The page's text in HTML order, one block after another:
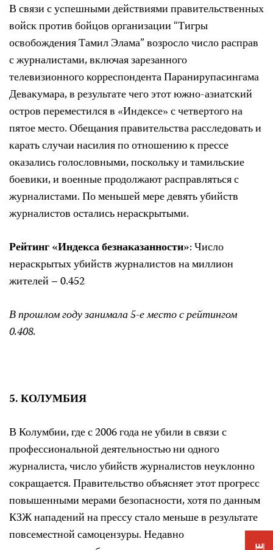
В связи с успешными действиями правительственных
войск против бойцов организации “Тигры
освобождения Тамил Элама” возросло число расправ
с журналистами, включая зарезанного
телевизионного корреспондента Паранирупасингама
Девакумара, в результате чего этот южно-азиатский
остров переместился в «Индексе» с четвертого на
пятое место. Обещания правительства расследовать и
карать случаи насилия по отношению к прессе
оказались голословными, поскольку и тамильские
боевики, и военные продолжают расправляться с
журналистами. По меньшей мере девять убийств
журналистов остались нераскрытыми.
Рейтинг «Индекса безнаказанности»: Число
нераскрытых убийств журналистов на миллион
жителей – 0.452
В прошлом году занимала 5-е место с рейтингом
0.408.
5. КОЛУМБИЯ
В Колумбии, где с 2006 года не убили в связи с
профессиональной деятельностью ни одного
журналиста, число убийств журналистов неуклонно
сокращается. Правительство объясняет этот прогресс
повышенными мерами безопасности, хотя по данным
КЗЖ нападений на прессу стало меньше в результате
повсеместной самоцензуры. Недавно